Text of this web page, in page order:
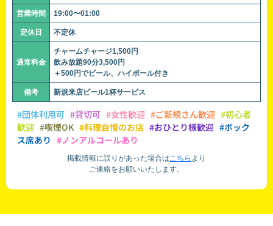
営業時間 19:00〜01:00
定休日 不定休
通常料金
チャームチャージ1,500円
飲み放題90分3,500円
＋500円でビール、ハイボール付き
備考 新規来店ビール1杯サービス
#団体利用可 #貸切可 #女性歓迎 #ご新規さん歓迎 #初心者
歓迎 #喫煙OK #料理自慢のお店 #おひとり様歓迎 #ボック
ス席あり #ノンアルコールあり
掲載情報に誤りがあった場合はこちら より
ご連絡をお願いいたします。